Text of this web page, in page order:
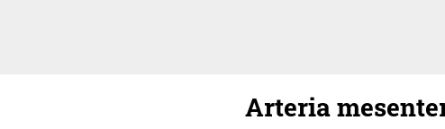
Arteria